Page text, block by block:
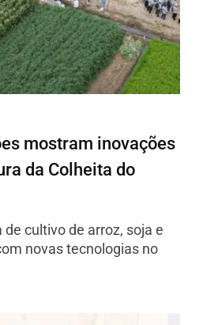
mostram inovações
da Colheita do
de arroz, soja e
novas tecnologias no